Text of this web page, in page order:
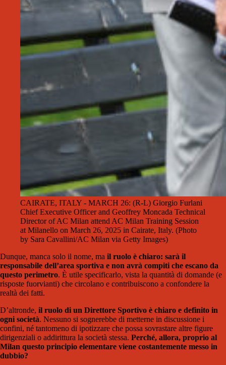
CAIRATE, ITALY - MARCH 26: (R-L) Giorgio Furlani
Chief Executive Officer and Geoffrey Moncada Technical
Director of AC Milan attend AC Milan Training Session
at Milanello on March 26, 2025 in Cairate, Italy. (Photo
by Sara Cavallini/AC Milan via Getty Images)
Dunque, manca solo il nome, ma il ruolo è chiaro: sarà il
responsabile dell’area sportiva e non avrà compiti che escano da
questo perimetro. È utile specificarlo, vista la quantità di domande (e
risposte fuorvianti) che circolano e contribuiscono a confondere la
realtà dei fatti.
D’altronde, il ruolo di un Direttore Sportivo è chiaro e definito in
ogni società. Nessuno si sognerebbe di metterne in discussione i
confini, né tantomeno di ipotizzare che possa sovrastare altre figure
dirigenziali o addirittura la società stessa. Perché, allora, proprio al
Milan questo principio elementare viene costantemente messo in
dubbio?